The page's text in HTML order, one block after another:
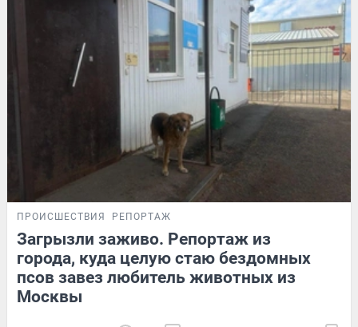
ПРОИСШЕСТВИЯ РЕПОРТАЖ
Загрызли заживо. Репортаж из
города, куда целую стаю бездомных
псов завез любитель животных из
Москвы